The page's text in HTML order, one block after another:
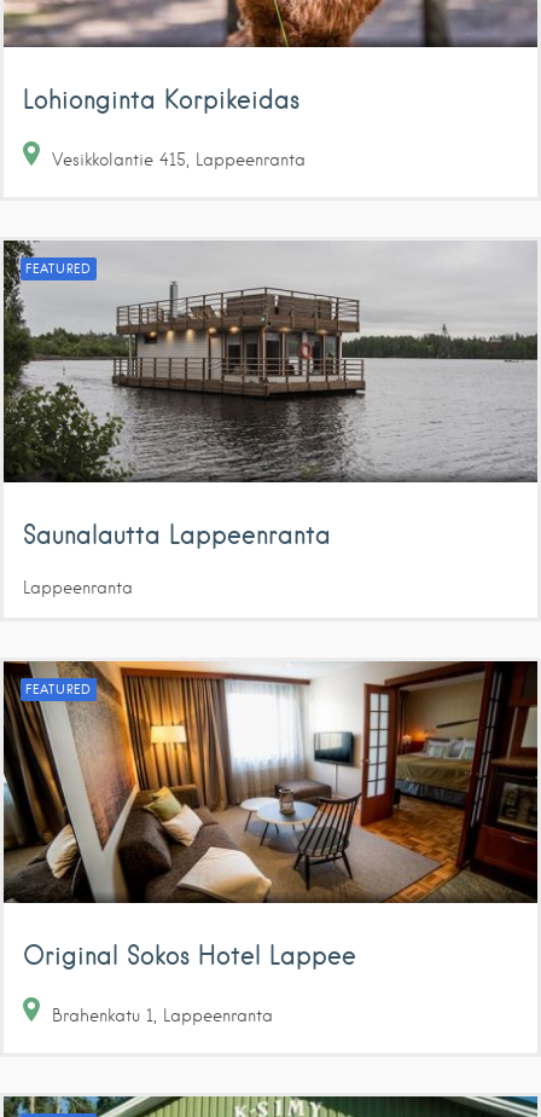
Lohionginta Korpikeidas
Vesikkolantie 415 Lappeenranta
FEATURED
Saunalautta Lappeenranta
Lappeenranta
FEATURED
Original Sokos Hotel Lappee
Brahenkatu 1 Lappeenranta